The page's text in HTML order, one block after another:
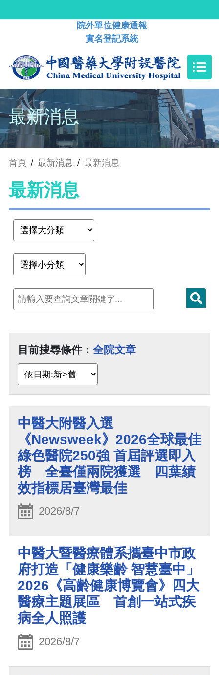
院外單位健康通報
實名登記系統
最新消息
首頁 / 最新消息 / 最新消息
最新消息
目前搜尋條件： 全院文章
中醫大附醫入選
《Newsweek》2026全球最佳
綠色醫院250強 首屆評選即入
榜 全臺僅兩院獲選 四葉績
效指標居臺灣最佳
2026/8/7
中醫大暨醫療體系攜臺中市政
府打造「健康樂齡 智慧臺中」
2026《高齡健康博覽會》四大
醫療主題展區 首創一站式疾
病全人照護
2026/8/7